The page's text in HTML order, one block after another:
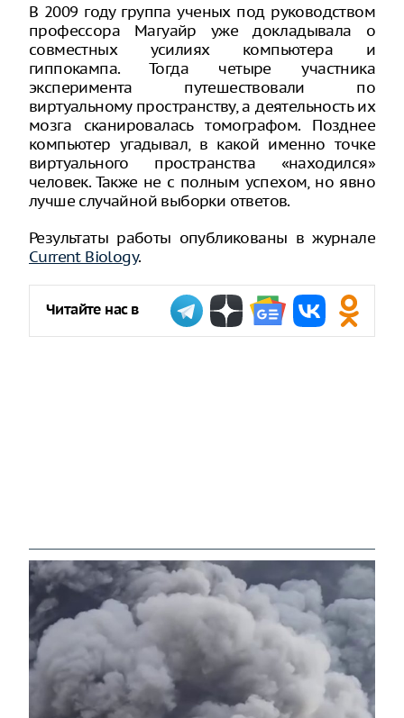
В 2009 году группа ученых под руководством
профессора Магуайр уже докладывала о
совместных усилиях компьютера и
гиппокампа. Тогда четыре участника
эксперимента путешествовали по
виртуальному пространству, а деятельность их
мозга сканировалась томографом. Позднее
компьютер угадывал, в какой именно точке
виртуального пространства «находился»
человек. Также не с полным успехом, но явно
лучше случайной выборки ответов.
Результаты работы опубликованы в журнале
Current Biology.
Читайте нас в